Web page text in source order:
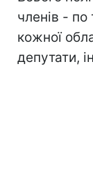
членів - по
кожної
депутати,